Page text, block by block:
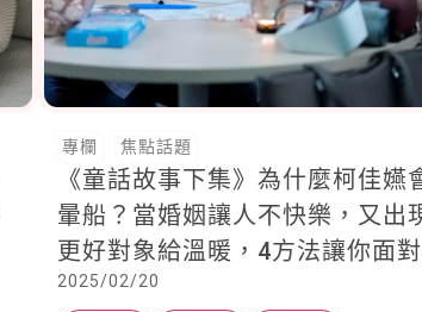
專欄 焦點話題
《童話故事下集》為什麼柯佳嬿
暈船？當婚姻讓人不快樂，又出
更好對象給溫暖，4方法讓你面對
感情問題
2025/02/20